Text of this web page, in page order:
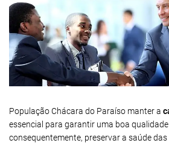
População Chácara do Paraíso manter a
essencial para garantir uma boa qualidade
consequentemente, preservar a saúde